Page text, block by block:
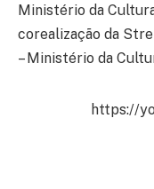
Ministério da
corealização da
– Ministério da
https://